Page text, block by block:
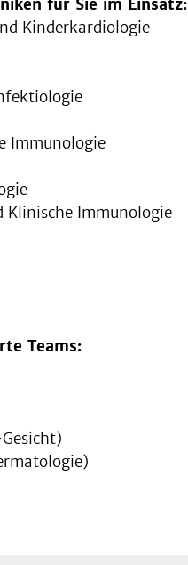
für Sie im Einsatz:
Kinderkardiologie
Immunologie
Immunologie
Teams: